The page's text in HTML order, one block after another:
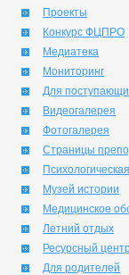
Проекты
Конкурс ФЦПРО
Медиатека
Мониторинг
Для
Видеогалерея
Фотогалерея
Страницы
Музей истории
Медицинское
Летний отдых
Ресурсный
Для родителей